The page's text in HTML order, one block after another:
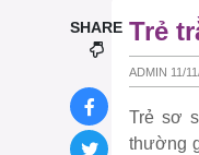
Trẻ
ADMIN 11/
Trẻ sơ
thường
SHARE